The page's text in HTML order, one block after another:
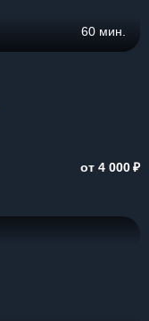
60 мин.
от 4 000₽